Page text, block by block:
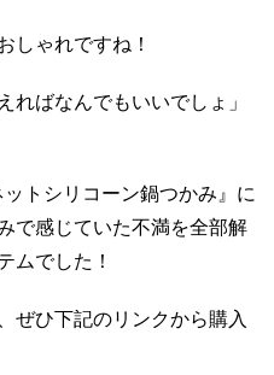
しゃれですね！
ればなんでもいいでしょ」
トシリコーン鍋つかみ』に
で感じていた不満を全部解
ムでした！
ぜひ下記のリンクから購入